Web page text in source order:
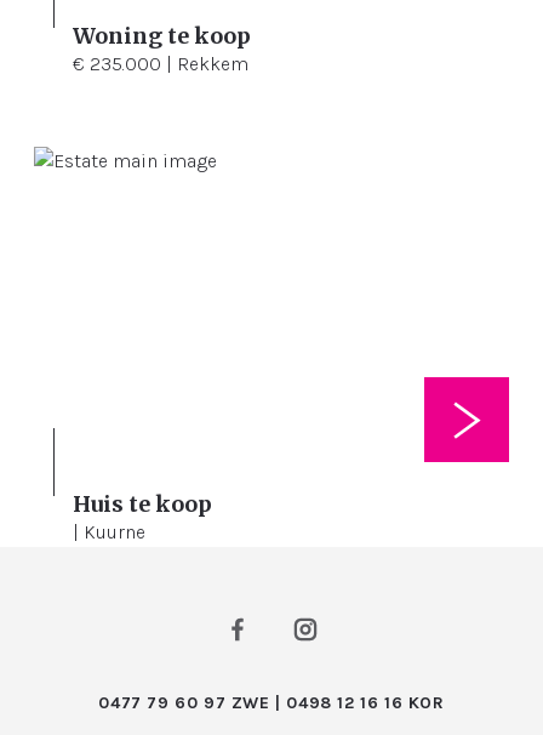
3 250 m²
Woning te koop
€ 235.000 | Rekkem
4 283 m²
Huis te koop
| Kuurne
0477 79 60 97 ZWE | 0498 12 16 16 KOR